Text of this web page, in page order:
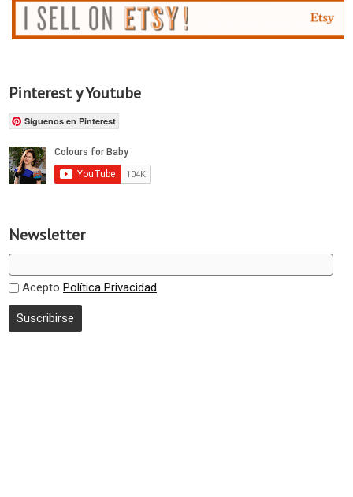
Pinterest y Youtube
Síguenos en Pinterest
Newsletter
Acepto Política Privacidad